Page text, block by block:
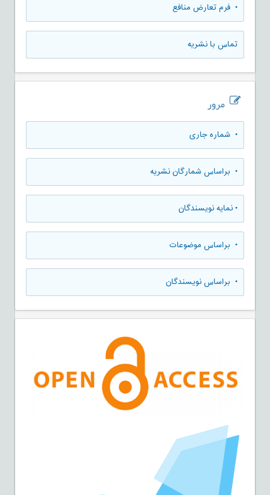
• فرم تعارض منافع
تماس با نشریه
مرور
• شماره جاری
• براساس شمارگان نشریه
•نمایه نویسندگان
• براساس موضوعات
• براساس نویسندگان